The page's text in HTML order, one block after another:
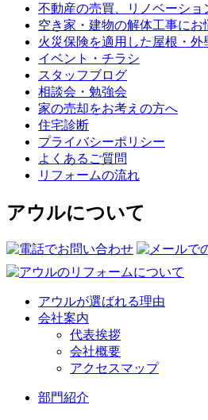
不動産の売買、リノベーショ
空き家・建物の解体工事にお
火災保険を適用した屋根・外
イベント・チラシ
スタッフブログ
相談会・勉強会
家の売却をお考えの方へ
住宅診断
プライバシーポリシー
よくあるご質問
リフォームの流れ
アウルについて
アウルが選ばれる理由
会社案内
代表挨拶
会社概要
アクセスマップ
部門紹介